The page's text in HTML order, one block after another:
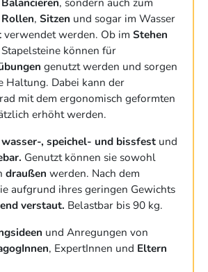
Rollen, Sitzen und sogar im Wasser
verwendet werden. Ob im Stehen
können für
genutzt werden und sorgen
Haltung. Dabei kann der
mit dem ergonomisch geformten
erhöht werden.
wasser-, speichel- und bissfest und
Genutzt können sie sowohl
draußen werden. Nach dem
aufgrund ihres geringen Gewichts
verstaut. Belastbar bis 90 kg.
und Anregungen von
, ExpertInnen und Eltern